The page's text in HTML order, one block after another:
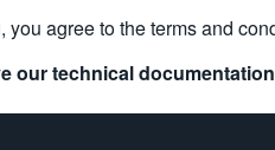
you agree to the terms and
our technical